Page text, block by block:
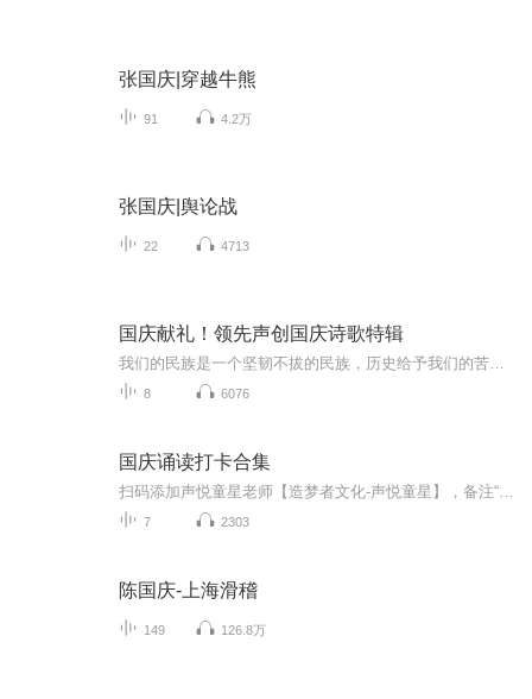
张国庆|穿越牛熊
91 4.2万
张国庆|舆论战
22 4713
国庆献礼！领先声创国庆诗歌特辑
8 6076
国庆诵读打卡合集
7 2303
陈国庆-上海滑稽
149 126.8万